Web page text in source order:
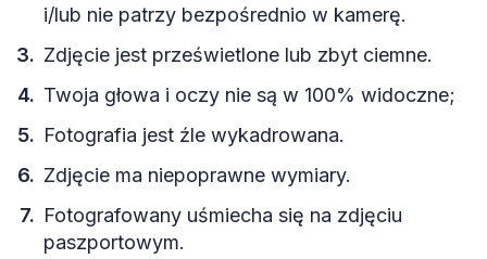
i/lub nie patrzy bezpośrednio w kamerę.
Zdjęcie jest prześwietlone lub zbyt ciemne.
Twoja głowa i oczy nie są w 100% widoczne;
Fotografia jest źle wykadrowana.
Zdjęcie ma niepoprawne wymiary.
Fotografowany uśmiecha się na zdjęciu
paszportowym.